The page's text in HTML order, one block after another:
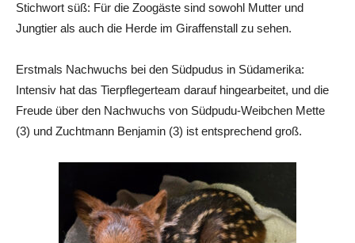
Stichwort süß: Für die Zoogäste sind sowohl Mutter und
Jungtier als auch die Herde im Giraffenstall zu sehen.
Erstmals Nachwuchs bei den Südpudus in Südamerika:
Intensiv hat das Tierpflegerteam darauf hingearbeitet, und die
Freude über den Nachwuchs von Südpudu-Weibchen Mette
(3) und Zuchtmann Benjamin (3) ist entsprechend groß.